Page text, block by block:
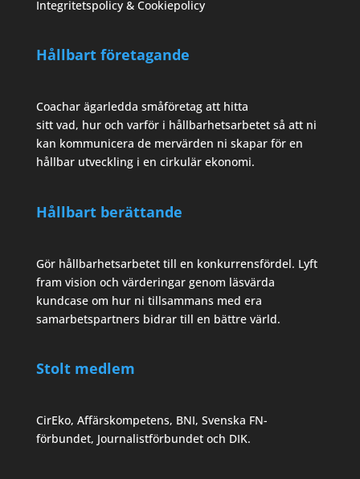
Integritetspolicy & Cookiepolicy
Hållbart företagande
Coachar ägarledda småföretag att hitta
sitt vad, hur och varför i hållbarhetsarbetet så att ni
kan kommunicera de mervärden ni skapar för en
hållbar utveckling i en cirkulär ekonomi.
Hållbart berättande
Gör hållbarhetsarbetet till en konkurrensfördel. Lyft
fram vision och värderingar genom läsvärda
kundcase om hur ni tillsammans med era
samarbetspartners bidrar till en bättre värld.
Stolt medlem
CirEko, Affärskompetens, BNI, Svenska FN-
förbundet, Journalistförbundet och DIK.